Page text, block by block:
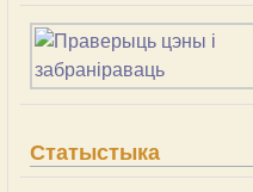
Статыстыка